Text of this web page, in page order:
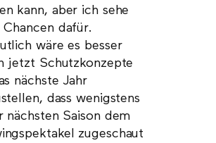
kann, aber ich sehe
Chancen dafür.
wäre es besser
jetzt Schutzkonzepte
nächste Jahr
dass wenigstens
nächsten Saison dem
zugeschaut